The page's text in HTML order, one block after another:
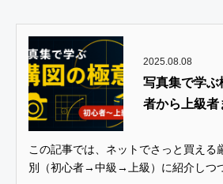
2025.08.08
写真集で学ぶ
者から上級者
この記事では、ネットでさっと買える
別（初心者→中級→上級）に紹介しつ